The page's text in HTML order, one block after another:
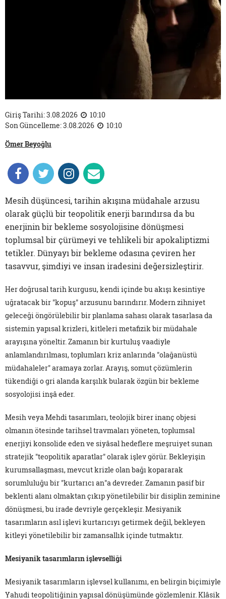
Giriş Tarihi: 3.08.2026
10:10
Son Güncelleme: 3.08.2026
10:10
Ömer Beyoğlu
Mesih düşüncesi, tarihin akışına müdahale arzusu
olarak güçlü bir teopolitik enerji barındırsa da bu
enerjinin bir bekleme sosyolojisine dönüşmesi
toplumsal bir çürümeyi ve tehlikeli bir apokaliptizmi
tetikler. Dünyayı bir bekleme odasına çeviren her
tasavvur, şimdiyi ve insan iradesini değersizleştirir.
Her doğrusal tarih kurgusu, kendi içinde bu akışı kesintiye
uğratacak bir "kopuş" arzusunu barındırır. Modern zihniyet
geleceği öngörülebilir bir planlama sahası olarak tasarlasa da
sistemin yapısal krizleri, kitleleri metafizik bir müdahale
arayışına yöneltir. Zamanın bir kurtuluş vaadiyle
anlamlandırılması, toplumları kriz anlarında "olağanüstü
müdahaleler" aramaya zorlar. Arayış, somut çözümlerin
tükendiği o gri alanda karşılık bularak özgün bir bekleme
sosyolojisi inşâ eder.
Mesih veya Mehdi tasarımları, teolojik birer inanç objesi
olmanın ötesinde tarihsel travmaları yöneten, toplumsal
enerjiyi konsolide eden ve siyâsal hedeflere meşruiyet sunan
stratejik "teopolitik aparatlar" olarak işlev görür. Bekleyişin
kurumsallaşması, mevcut krizle olan bağı kopararak
sorumluluğu bir "kurtarıcı an"a devreder. Zamanın pasif bir
beklenti alanı olmaktan çıkıp yönetilebilir bir disiplin zeminine
dönüşmesi, bu irade devriyle gerçekleşir. Mesiyanik
tasarımların asıl işlevi kurtarıcıyı getirmek değil, bekleyen
kitleyi yönetilebilir bir zamansallık içinde tutmaktır.
Mesiyanik tasarımların işlevselliği
Mesiyanik tasarımların işlevsel kullanımı, en belirgin biçimiyle
Yahudi teopolitiğinin yapısal dönüşümünde gözlemlenir. Klâsik